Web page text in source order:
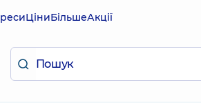
ЦіниБільшеАкції